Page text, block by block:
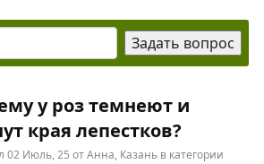
у роз темнеют и
края лепестков?
02 Июль, 25 отАнна, Казань в категории